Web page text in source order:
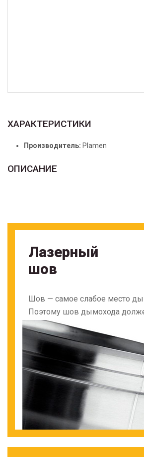
ХАРАКТЕРИСТИКИ
Производитель: Plamen
ОПИСАНИЕ
Лазерный
шов
Шов — самое слабое место
Поэтому шов дымохода